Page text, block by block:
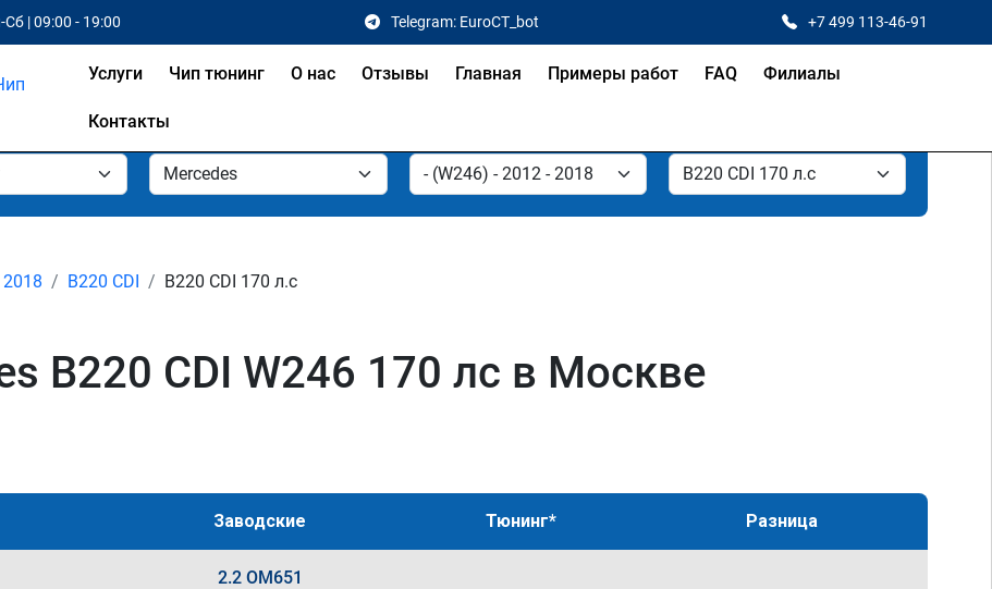
Сб | 09:00 - 19:00 Telegram: EuroCT_bot +7 499 113-46-91
Услуги Чип тюнинг О нас Отзывы Главная Примеры работ FAQ Филиалы
Контакты
2018 B220 CDI B220 CDI 170 л.с
B220 CDI W246 170 лс в Москве
Заводские Тюнинг* Разница
2.2 OM651